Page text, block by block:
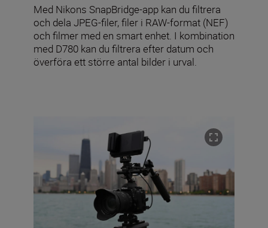
Med Nikons SnapBridge-app kan du filtrera
och dela JPEG-filer, filer i RAW-format (NEF)
och filmer med en smart enhet. I kombination
med D780 kan du filtrera efter datum och
överföra ett större antal bilder i urval.